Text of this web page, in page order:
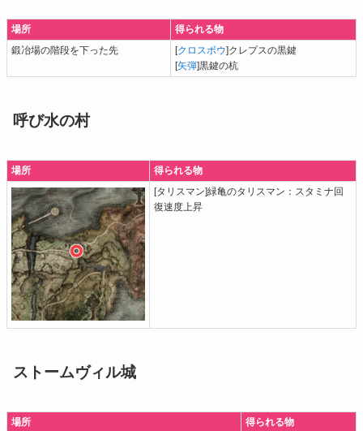
場所
得られる物
鍛冶場の階段を下った先
[クロスボウ]クレプスの黒鍵
[矢弾]黒鍵の杭
呼び水の村
場所
得られる物
[タリスマン]緑亀のタリスマン：スタミナ回
復速度上昇
ストームヴィル城
場所
得られる物